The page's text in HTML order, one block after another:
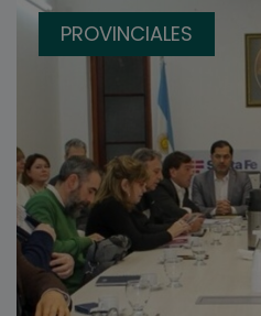
PROVINCIALES